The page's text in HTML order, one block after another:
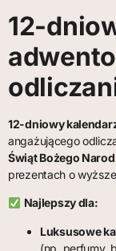
12-
12-dniowy
angażującego
Świąt Bożego
prezentach o
Najlepszy dla:
Luksusowe
(np. perfumy,